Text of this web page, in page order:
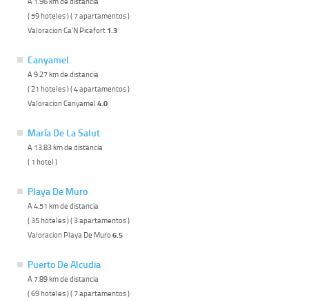
( 59 hoteles ) ( 7 apartamentos )
Valoracion Ca'N Picafort 1.3
Canyamel
A 9.27 km de distancia
( 21 hoteles ) ( 4 apartamentos )
Valoracion Canyamel 4.0
María De La Salut
A 13.83 km de distancia
( 1 hotel )
Playa De Muro
A 4.51 km de distancia
( 35 hoteles ) ( 3 apartamentos )
Valoracion Playa De Muro6.5
Puerto De Alcudia
A 7.89 km de distancia
( 69 hoteles ) ( 7 apartamentos )